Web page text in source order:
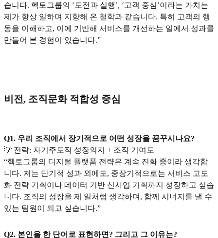
습니다. 헥토그룹의 ‘도전과 실행’, ‘고객 중심’이라는 가치는
제가 항상 일하며 지향해 온 철학과 같습니다. 특히 고객의 행
동을 이해하고, 이에 기반해 서비스를 개선하는 일에서 성과를
만들어 본 경험이 있습니다.”
비전, 조직문화 적합성 중심
Q1. 우리 조직에서 장기적으로 어떤 성장을 꿈꾸시나요?
💡 전략: 자기주도적 성장의지 + 조직 기여도
“헥토그룹의 디지털 플랫폼 전략은 계속 진화 중이라 생각합
니다. 저는 단기적 성과 외에도, 중장기적으로는 서비스 고도
화 전략 기획이나 데이터 기반 신사업 기획까지 성장하고 싶습
니다. 조직의 성장을 제 일처럼 생각하며, 함께 시너지를 낼 수
있는 팀원이 되고 싶습니다.”
Q2. 본인을 한 단어로 표현하면? 그리고 그 이유는?